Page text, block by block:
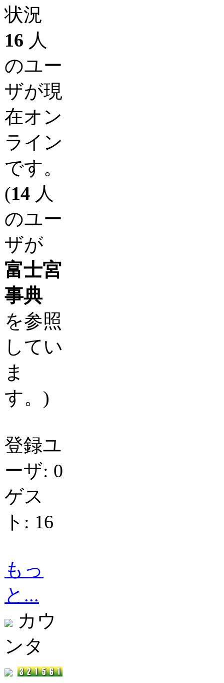
状況
16 人
のユー
ザが現
在オン
ライン
です。
(14 人
のユー
ザが
富士宮
事典
を参照
してい
ま
す。)
登録ユ
ーザ: 0
ゲス
ト: 16
もっ
と...
カウ
ンタ